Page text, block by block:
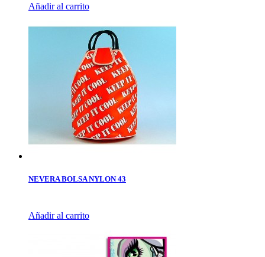
Añadir al carrito
NEVERA BOLSA NYLON 43
Añadir al carrito